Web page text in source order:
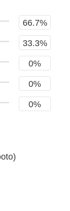
66.7%
33.3%
0%
0%
0%